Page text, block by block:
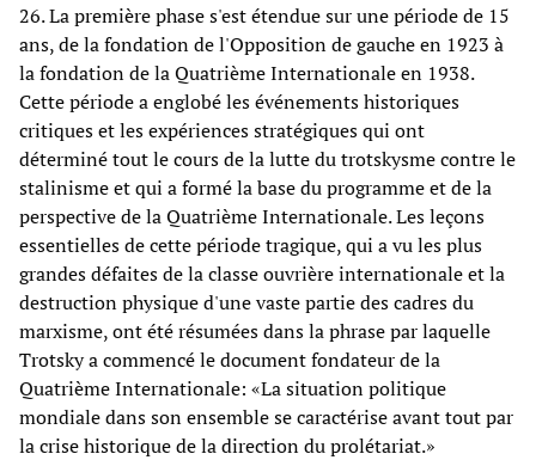
26. La première phase s'est étendue sur une période de 15
ans, de la fondation de l'Opposition de gauche en 1923 à
la fondation de la Quatrième Internationale en 1938.
Cette période a englobé les événements historiques
critiques et les expériences stratégiques qui ont
déterminé tout le cours de la lutte du trotskysme contre le
stalinisme et qui a formé la base du programme et de la
perspective de la Quatrième Internationale. Les leçons
essentielles de cette période tragique, qui a vu les plus
grandes défaites de la classe ouvrière internationale et la
destruction physique d'une vaste partie des cadres du
marxisme, ont été résumées dans la phrase par laquelle
Trotsky a commencé le document fondateur de la
Quatrième Internationale: «La situation politique
mondiale dans son ensemble se caractérise avant tout par
la crise historique de la direction du prolétariat.»